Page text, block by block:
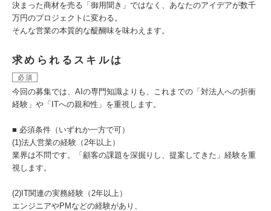
決まった商材を売る「御用聞き」ではなく、あなたのアイデアが数千
万円のプロジェクトに変わる。
そんな営業の本質的な醍醐味を味わえます。
求められるスキルは
必須
今回の募集では、AIの専門知識よりも、これまでの「対法人への折衝
経験」や「ITへの親和性」を重視します。
■ 必須条件（いずれか一方で可）
(1)法人営業の経験（2年以上）
業界は不問です。「顧客の課題を深掘りし、提案してきた」経験を重
視します。
(2)IT関連の実務経験（2年以上）
エンジニアやPMなどの経験があり、